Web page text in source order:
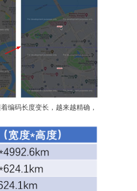
编码长度变长，越来越精确，